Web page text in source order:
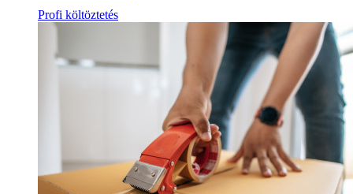
Profi költöztetés